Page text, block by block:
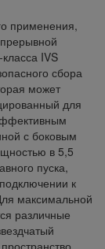
применения,
IVS
сбора
может
для
с боковым
в 5,5
пуска,
к
максимальной
различные